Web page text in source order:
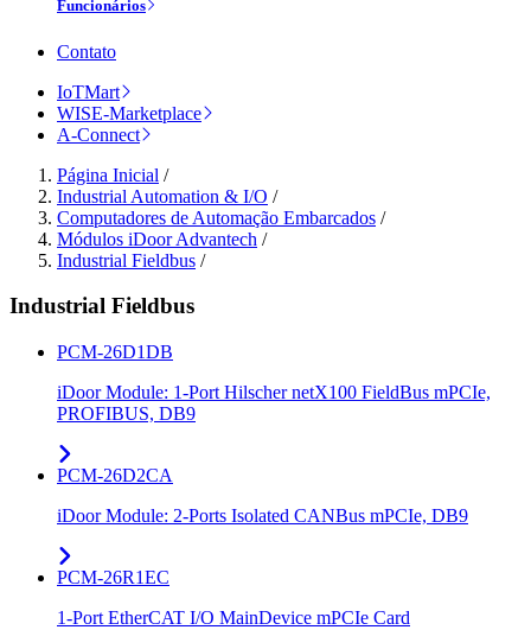
Funcionários
Contato
IoTMart
WISE-Marketplace
A-Connect
Página Inicial /
Industrial Automation & I/O /
Computadores de Automação Embarcados /
Módulos iDoor Advantech /
Industrial Fieldbus /
Industrial Fieldbus
PCM-26D1DB
iDoor Module: 1-Port Hilscher netX100 FieldBus mPCIe,
PROFIBUS, DB9
PCM-26D2CA
iDoor Module: 2-Ports Isolated CANBus mPCIe, DB9
PCM-26R1EC
1-Port EtherCAT I/O MainDevice mPCIe Card